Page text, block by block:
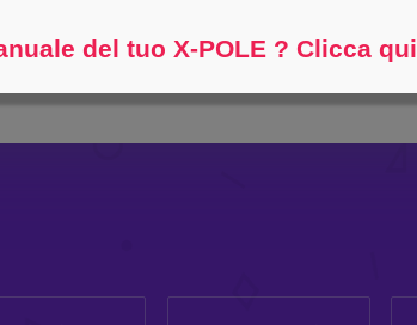
del tuo X-POLE ? Clicca qui